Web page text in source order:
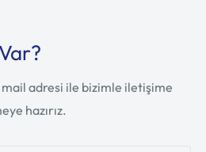
mail adresi ile bizimle iletişime
hazırız.